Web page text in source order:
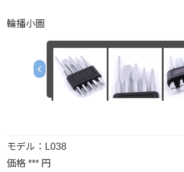
輪播小圖
‹
モデル：L038
価格 *** 円